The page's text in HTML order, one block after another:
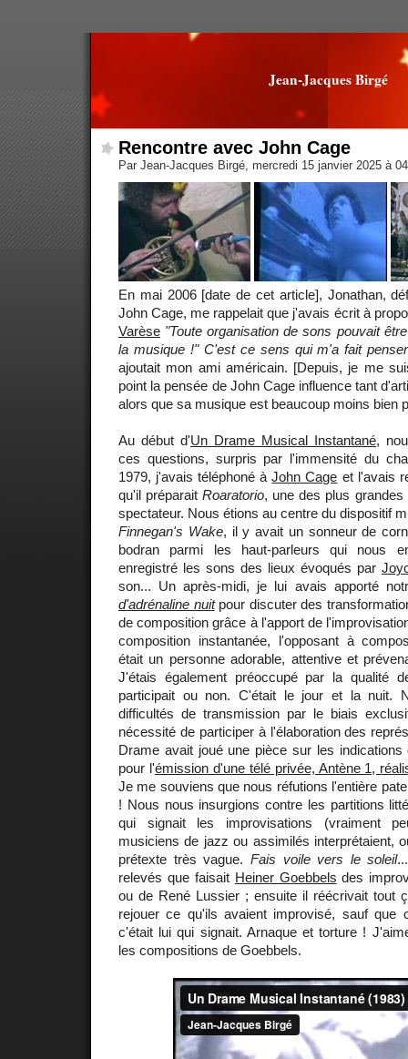
Jean-Jacques Birgé
Rencontre avec John Cage
Par Jean-Jacques Birgé, mercredi 15 janvier 2025 à
En mai 2006 [date de cet article], Jonathan,
John Cage, me rappelait que j'avais écrit à
Varèse "Toute organisation de sons pouvait
la musique !" C'est ce sens qui m'a fait
ajoutait mon ami américain. [Depuis, je me
point la pensée de John Cage influence tant
alors que sa musique est beaucoup moins bien
Au début d'Un Drame Musical Instantané,
ces questions, surpris par l'immensité du
1979, j'avais téléphoné àJohn Cage et l'avais
qu'il préparaitRoaratorio, une des plus
spectateur. Nous étions au centre du dispositif
Finnegan's Wake, il y avait un sonneur de
bodran parmi les haut-parleurs qui nous
enregistré les sons des lieux évoqués par
son... Un après-midi, je lui avais apporté
d'adrénaline nuitpour discuter des
de composition grâce à l'apport de
composition instantanée, l'opposant à
était un personne adorable, attentive et
J'étais également préoccupé par la qualité
participait ou non. C'était le jour et la nuit.
difficultés de transmission par le biais
nécessité de participer à l'élaboration des
Drame avait joué une pièce sur les indications
pour l'émission d'une télé privée, Antène 1,
Je me souviens que nous réfutions l'entière
! Nous nous insurgions contre les partitions
qui signait les improvisations (vraiment
musiciens de jazz ou assimilés interprétaient,
prétexte très vague. Fais voile vers le soleil
relevés que faisait Heiner Goebbels des
ou de René Lussier ; ensuite il réécrivait tout
rejouer ce qu'ils avaient improvisé, sauf que
c'était lui qui signait. Arnaque et torture !
les compositions de Goebbels.